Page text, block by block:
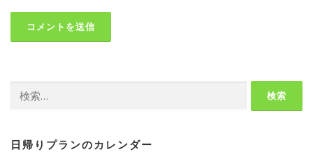
索:
日帰りプランのカレンダー